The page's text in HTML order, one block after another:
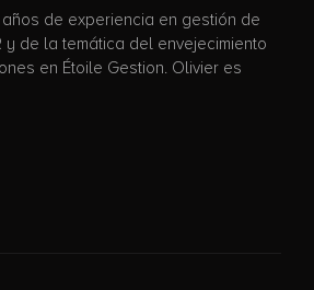
de experiencia en gestión de
de la temática del envejecimiento
en Étoile Gestion. Olivier es